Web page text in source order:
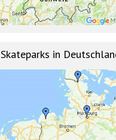
Skateparks in